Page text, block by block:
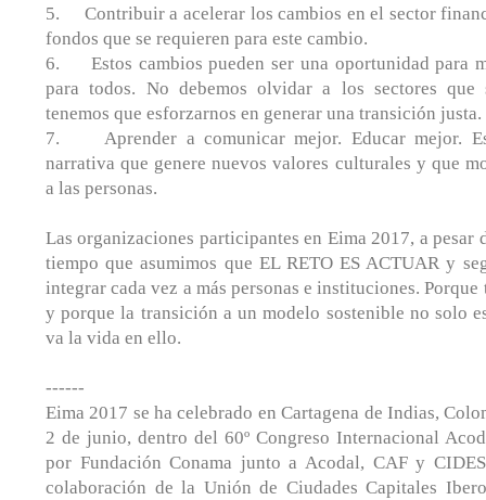
5. Contribuir a acelerar los cambios en el sector
fondos que se requieren para este cambio.
6. Estos cambios pueden ser una oportunidad para
para todos. No debemos olvidar a los sectores que
tenemos que esforzarnos en generar una transición justa.
7. Aprender a comunicar mejor. Educar mejor. Es
narrativa que genere nuevos valores culturales y que
a las personas.
Las organizaciones participantes en Eima 2017, a pesar
tiempo que asumimos que EL RETO ES ACTUAR y
integrar cada vez a más personas e instituciones. Porque
y porque la transición a un modelo sostenible no solo
va la vida en ello.
------
Eima 2017 se ha celebrado en Cartagena de Indias,
2 de junio, dentro del 60º Congreso Internacional
por Fundación Conama junto a Acodal, CAF y
colaboración de la Unión de Ciudades Capitales